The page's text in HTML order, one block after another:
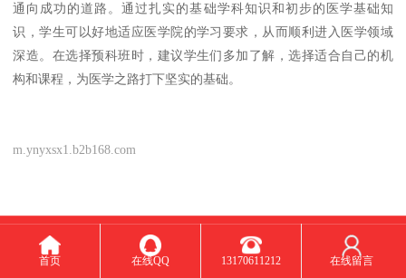
通向成功的道路。通过扎实的基础学科知识和初步的医学基础知
识，学生可以好地适应医学院的学习要求，从而顺利进入医学领域
深造。在选择预科班时，建议学生们多加了解，选择适合自己的机
构和课程，为医学之路打下坚实的基础。
m.ynyxsx1.b2b168.com
Top
首页 在线QQ 13170611212 在线留言